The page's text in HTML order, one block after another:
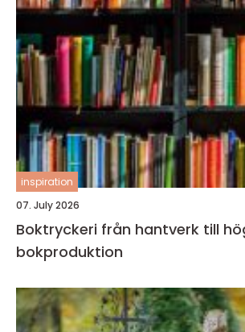
inspiration
07. July 2026
Boktryckeri från hantverk till högteknologisk
bokproduktion